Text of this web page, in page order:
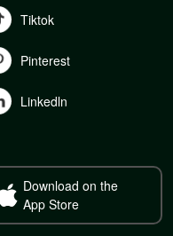
Tiktok
Pinterest
Linkedln
Download on the
App Store